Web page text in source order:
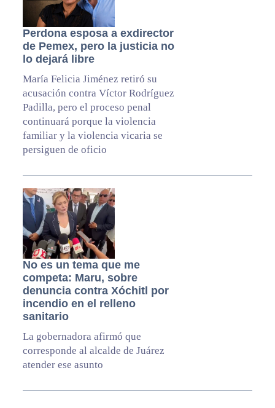
Perdona esposa a exdirector
de Pemex, pero la justicia no
lo dejará libre
María Felicia Jiménez retiró su
acusación contra Víctor Rodríguez
Padilla, pero el proceso penal
continuará porque la violencia
familiar y la violencia vicaria se
persiguen de oficio
No es un tema que me
competa: Maru, sobre
denuncia contra Xóchitl por
incendio en el relleno
sanitario
La gobernadora afirmó que
corresponde al alcalde de Juárez
atender ese asunto